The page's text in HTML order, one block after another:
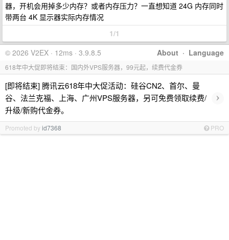
器，开机会用掉多少内存？或者内存压力？一直想知道 24G 内存同时
带两台 4K 显示器实际内存情况
1/1
About · Language
© 2026 V2EX · 12ms · 3.9.8.5
618年中大促即将结束：国内外VPS服务器，99元起，续费代金券
[即将结束] 腾讯云618年中大促活动：硅谷CN2、首尔、曼
谷、法兰克福、上海、广州VPS服务器，另可免费领取续费/
升级/新购代金券。
›
Promoted byid7368 PRO